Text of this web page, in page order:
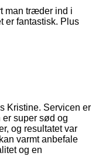
man træder ind i
er fantastisk. Plus
Kristine. Servicen er
super sød og
og resultatet var
varmt anbefale
og en